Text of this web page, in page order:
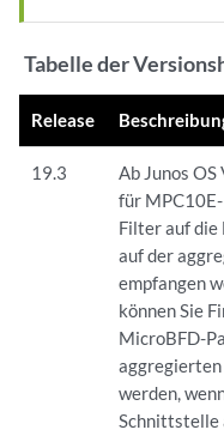
Tabelle der
Release
19.3
Ab Junos
für
Filter auf die
auf der
empfangen
können Sie
MicroBFD-
werden,
Schnittstelle